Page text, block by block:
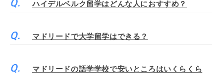
ハイデルベルク留学はどんな人におすすめ？
マドリードで大学留学はできる？
マドリードの語学学校で安いところはいくらくら